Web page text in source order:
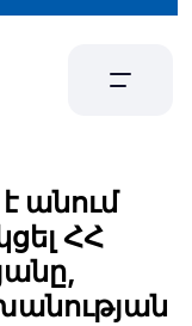
անում
ՀՀ